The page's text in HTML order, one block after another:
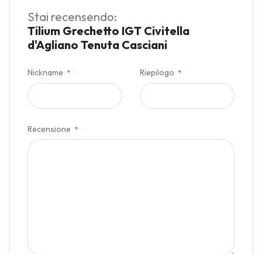
Stai recensendo:
Tilium Grechetto IGT Civitella
d'Agliano Tenuta Casciani
Nickname Riepilogo
Recensione